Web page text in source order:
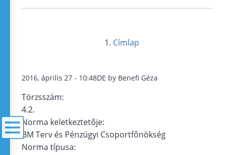
Címlap
2016, április 27 - 10:48DE by Benefi Géza
Törzsszám:
4.2.
Norma keletkeztetője:
BM Terv és Pénzügyi Csoportfőnökség
Norma típusa: